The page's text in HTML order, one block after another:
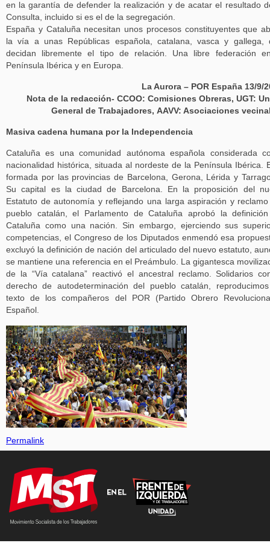
en la garantía de defender la realización y de acatar el resultado
Consulta, incluido si es el de la segregación.
España y Cataluña necesitan unos procesos constituyentes que
la vía a unas Repúblicas española, catalana, vasca y gallega,
decidan libremente el tipo de relación. Una libre federación
Península Ibérica y en Europa.
La Aurora – POR España 13/9/
Nota de la redacción- CCOO: Comisiones Obreras, UGT:
General de Trabajadores, AAVV: Asociaciones
Masiva cadena humana por la Independencia
Cataluña es una comunidad autónoma española considerada
nacionalidad histórica, situada al nordeste de la Península Ibérica.
formada por las provincias de Barcelona, Gerona, Lérida y
Su capital es la ciudad de Barcelona. En la proposición del
Estatuto de autonomía y reflejando una larga aspiración y
pueblo catalán, el Parlamento de Cataluña aprobó la
Cataluña como una nación. Sin embargo, ejerciendo sus
competencias, el Congreso de los Diputados enmendó esa
excluyó la definición de nación del articulado del nuevo estatuto,
se mantiene una referencia en el Preámbulo. La gigantesca
de la “Vía catalana” reactivó el ancestral reclamo. Solidarios
derecho de autodeterminación del pueblo catalán,
texto de los compañeros del POR (Partido Obrero
Español.
Permalink